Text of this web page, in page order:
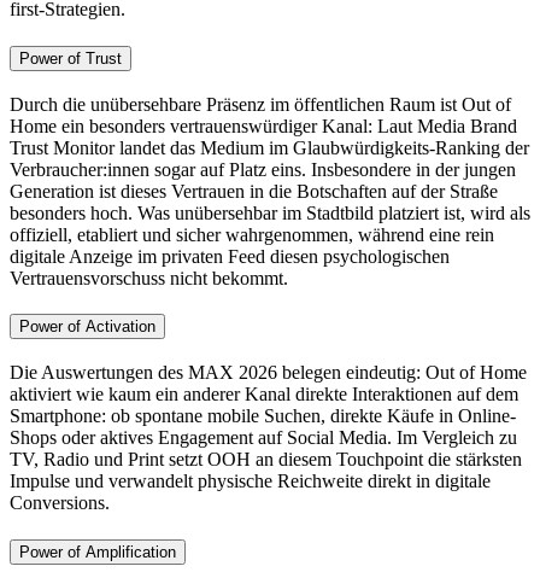
first-Strategien.
Power of Trust
Durch die unübersehbare Präsenz im öffentlichen Raum ist Out of
Home ein besonders vertrauenswürdiger Kanal: Laut Media Brand
Trust Monitor landet das Medium im Glaubwürdigkeits-Ranking der
Verbraucher:innen sogar auf Platz eins. Insbesondere in der jungen
Generation ist dieses Vertrauen in die Botschaften auf der Straße
besonders hoch. Was unübersehbar im Stadtbild platziert ist, wird als
offiziell, etabliert und sicher wahrgenommen, während eine rein
digitale Anzeige im privaten Feed diesen psychologischen
Vertrauensvorschuss nicht bekommt.
Power of Activation
Die Auswertungen des MAX 2026 belegen eindeutig: Out of Home
aktiviert wie kaum ein anderer Kanal direkte Interaktionen auf dem
Smartphone: ob spontane mobile Suchen, direkte Käufe in Online-
Shops oder aktives Engagement auf Social Media. Im Vergleich zu
TV, Radio und Print setzt OOH an diesem Touchpoint die stärksten
Impulse und verwandelt physische Reichweite direkt in digitale
Conversions.
Power of Amplification